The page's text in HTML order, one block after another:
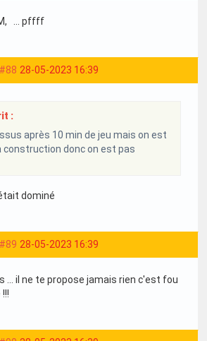
... pffff
#88 28-05-2023 16:39
:
après 10 min de jeu mais on est
construction donc on est pas
dominé
#89 28-05-2023 16:39
... il ne te propose jamais rien c'est fou